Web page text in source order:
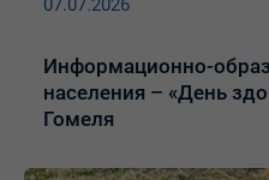
07.07.2026
Информационно-
населения – «День
Гомеля